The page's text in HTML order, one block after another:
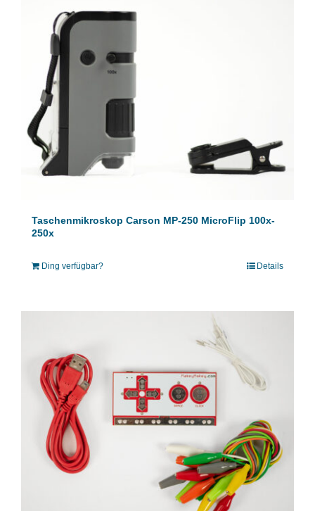
Taschenmikroskop Carson MP-250 MicroFlip 100x-
250x
Ding verfügbar? Details